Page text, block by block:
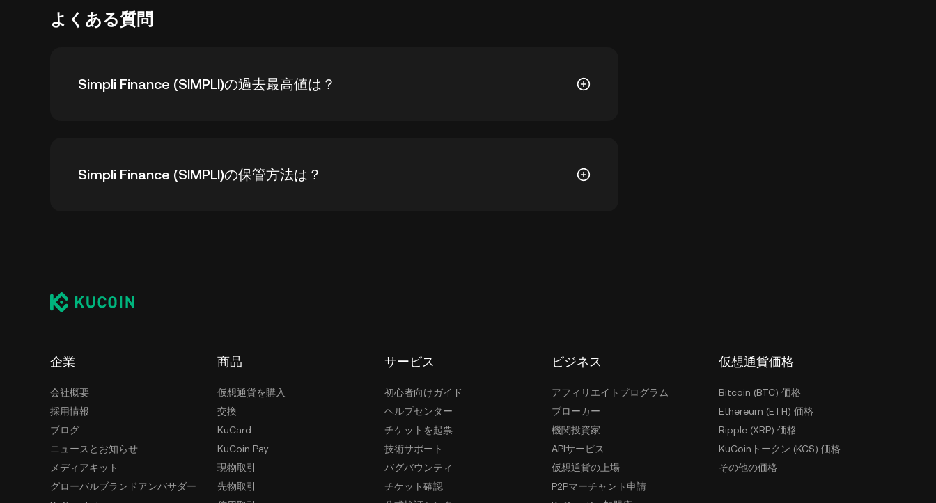
よくある質問
Simpli Finance (SIMPLI)の過去最高値は？
ています。
Simpli Finance (SIMPLI)の保管方法は？
ス、ペーパーウォレットの使用があります。
企業
会社概要
採用情報
ブログ
ニュースとお知らせ
メディアキット
グローバルブランドアンバサダー
商品
仮想通貨を購入
交換
KuCard
KuCoin Pay
現物取引
先物取引
サービス
初心者向けガイド
ヘルプセンター
チケットを起票
技術サポート
バグバウンティ
チケット確認
ビジネス
アフィリエイトプログラム
ブローカー
機関投資家
APIサービス
仮想通貨の上場
P2Pマーチャント申請
仮想通貨価格
Bitcoin (BTC) 価格
Ethereum (ETH) 価格
Ripple (XRP) 価格
KuCoinトークン (KCS) 価格
その他の価格